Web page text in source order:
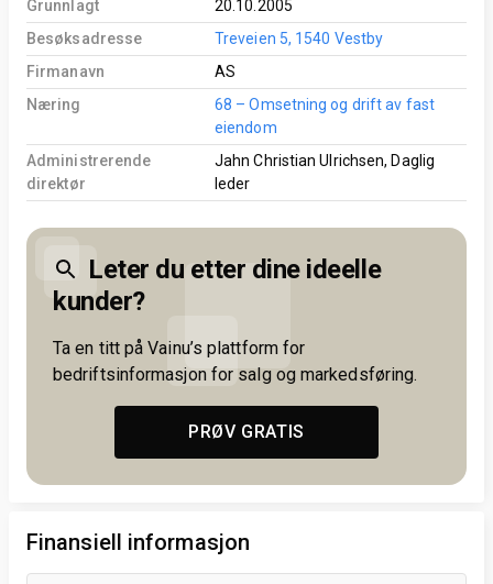
Grunnlagt
20.10.2005
Besøksadresse
Treveien 5, 1540 Vestby
Firmanavn
AS
Næring
68 – Omsetning og drift av fast
eiendom
Administrerende
direktør
Jahn Christian Ulrichsen, Daglig
leder
Leter du etter dine ideelle
kunder?
Ta en titt på Vainu’s plattform for
bedriftsinformasjon for salg og markedsføring.
PRØV GRATIS
Finansiell informasjon